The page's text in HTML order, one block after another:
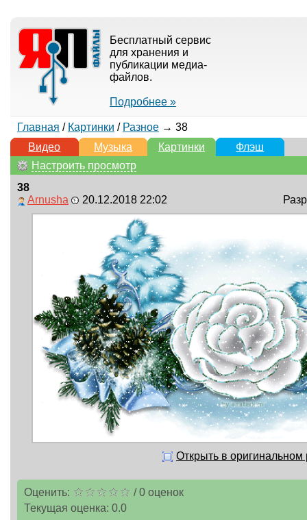
Бесплатный сервис
для хранения и
публикации медиа-
файлов.
Подробнее »
Главная / Картинки / Разное→ 38
Видео
Музыка Картинки
Флэш
Настроить просмотр
38
Arnusha
20.12.2018 22:02
Открыть в оригинальном
Оценить: /0оценок
Текущая оценка: 0.0